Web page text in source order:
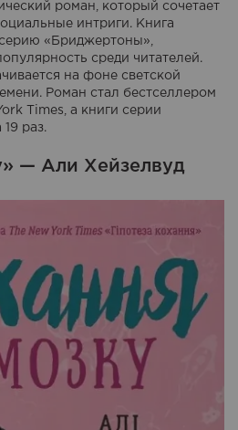
роман, который сочетает
интриги. Книга
«Бриджертоны»,
среди читателей.
на фоне светской
Роман стал бестселлером
Times, а книги серии
19 раз.
— Али Хейзелвуд